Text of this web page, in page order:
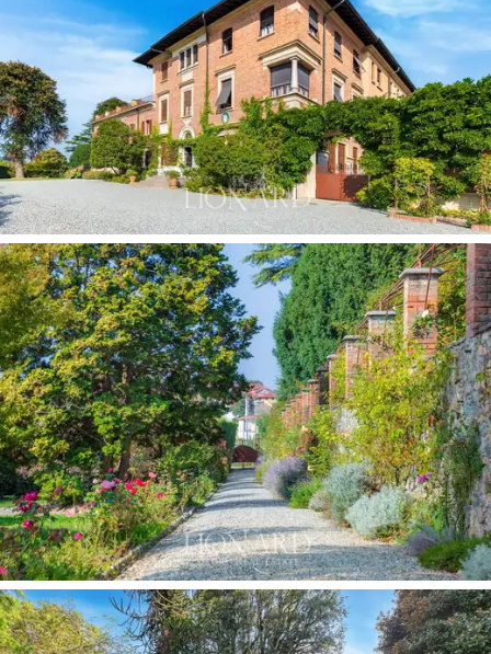
W winnicy o powierzchni 2 hektarów uprawia się
winogrona Erbaluce, co jest świadectwem pasji
zamieszkujących ją rodzin do uprawy winorośli.
Tarasowy amfiteatrotacza willę i jest przeznaczony
do produkcji wina.Winnica Erbaluce o powierzchni 2
hektarówjest integralną częścią historii tego obszaru.
Obecnie zarządzane przez stronę trzecią winogrona są
sprzedawane renomowanym lokalnym winnicom.
Ta niezwykła nieruchomość z widokiem na
charakterystyczne jezioro Viverone to wyjątkowe
połączenie historycznej elegancji i nowoczesnego
komfortu. Może służyć jako luksusowa prywatna
rezydencja, miejsce gościnne, przestrzeń eventowa,
prestiżowa piwnica z winami lub rekolekcje enologiczne.